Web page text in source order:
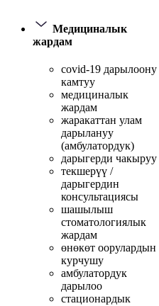
Медициналык
жардам
covid-19 дарылоону
камтуу
медициналык
жардам
жаракаттан улам
дарылануу
(амбулатордук)
дарыгерди чакыруу
текшерүү /
дарыгердин
консультациясы
шашылыш
стоматологиялык
жардам
өнөкөт оорулардын
курчушу
амбулатордук
дарылоо
стационардык